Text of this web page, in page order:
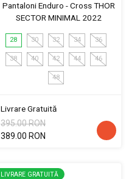
Pantaloni Enduro - Cross THOR
SECTOR MINIMAL 2022
28 30 32 34 36
38 40 42 44 46
48
Livrare Gratuită
395.00 RON
389.00 RON
LIVRARE GRATUITĂ